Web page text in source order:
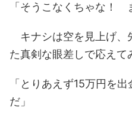
「そうこなくちゃな！
キナシは空を見上げ、
た真剣な眼差しで応えて
「とりあえず15万円を
だ」